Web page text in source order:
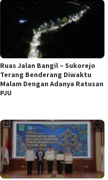
Ruas Jalan Bangil – Sukorejo
Terang Benderang Diwaktu
Malam Dengan Adanya Ratusan
PJU